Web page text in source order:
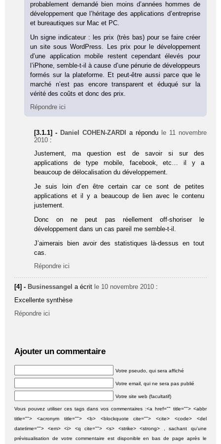
probablement demandé bien moins d’années hommes de
développement que l’héritage des applications d’entreprise
et bureautiques sur Mac et PC.
Un signe indicateur : les prix (très bas) pour se faire créer
un site sous WordPress. Les prix pour le développement
d’une application mobile restent cependant élevés pour
l’iPhone, semble-t-il à cause d’une pénurie de développeurs
formés sur la plateforme. Et peut-être aussi parce que le
marché n’est pas encore transparent et éduqué sur la
vérité des coûts et donc des prix.
Répondre ici
[3.1.1] - Daniel COHEN-ZARDI a répondu le 11 novembre
2010 :
Justement, ma question est de savoir si sur des
applications de type mobile, facebook, etc… il y a
beaucoup de délocalisation du développement.
Je suis loin d’en être certain car ce sont de petites
applications et il y a beaucoup de lien avec le contenu
justement.
Donc on ne peut pas réellement off-shoriser le
développement dans un cas pareil me semble-t-il.
J’aimerais bien avoir des statistiques là-dessus en tout
cas.
Répondre ici
[4] - Businessangel a écrit le 10 novembre 2010 :
Excellente synthèse
Répondre ici
Ajouter un commentaire
Votre pseudo, qui sera affiché
Votre email, qui ne sera pas publié
Votre site web (facultatif)
Vous pouvez utiliser ces tags dans vos commentaires :<a href="" title=""> <abbr
title=""> <acronym title=""> <b> <blockquote cite=""> <cite> <code> <del
datetime=""> <em> <i> <q cite=""> <s> <strike> <strong> , sachant qu'une
prévisualisation de votre commentaire est disponible en bas de page après le